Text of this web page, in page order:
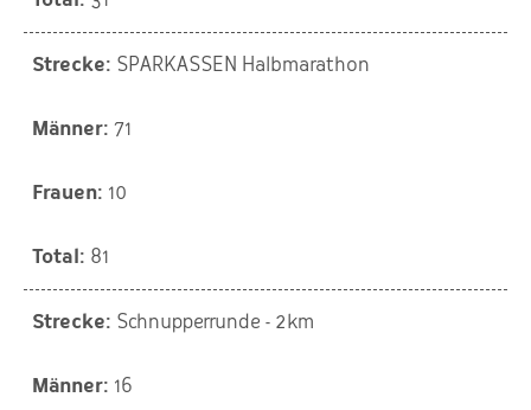
SPARKASSEN Halbmarathon
71
10
81
Schnupperrunde - 2km
16